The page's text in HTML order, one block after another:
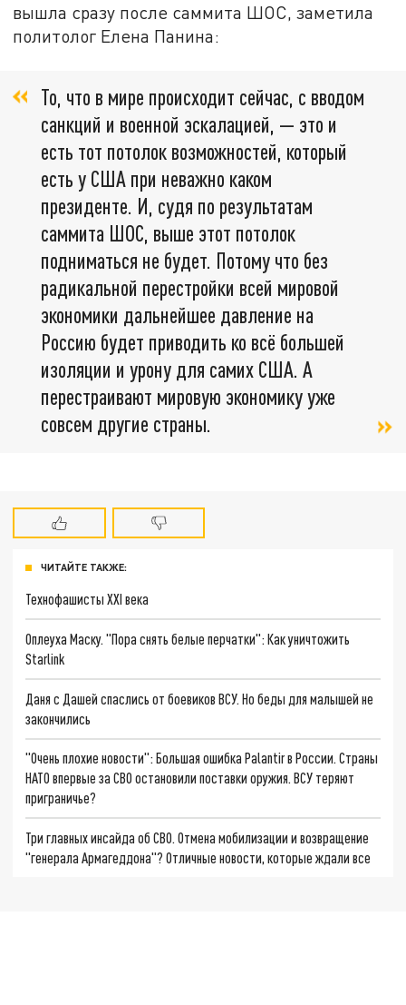
вышла сразу после саммита ШОС, заметила
политолог Елена Панина:
То, что в мире происходит сейчас, с вводом
санкций и военной эскалацией, — это и
есть тот потолок возможностей, который
есть у США при неважно каком
президенте. И, судя по результатам
саммита ШОС, выше этот потолок
подниматься не будет. Потому что без
радикальной перестройки всей мировой
экономики дальнейшее давление на
Россию будет приводить ко всё большей
изоляции и урону для самих США. А
перестраивают мировую экономику уже
совсем другие страны.
ЧИТАЙТЕ ТАКЖЕ:
Технофашисты XXI века
Оплеуха Маску. "Пора снять белые перчатки": Как уничтожить
Starlink
Даня с Дашей спаслись от боевиков ВСУ. Но беды для малышей не
закончились
"Очень плохие новости": Большая ошибка Palantir в России. Страны
НАТО впервые за СВО остановили поставки оружия. ВСУ теряют
приграничье?
Три главных инсайда об СВО. Отмена мобилизации и возвращение
"генерала Армагеддона"? Отличные новости, которые ждали все